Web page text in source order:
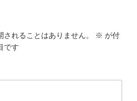
されることはありません。 ※ が付
です